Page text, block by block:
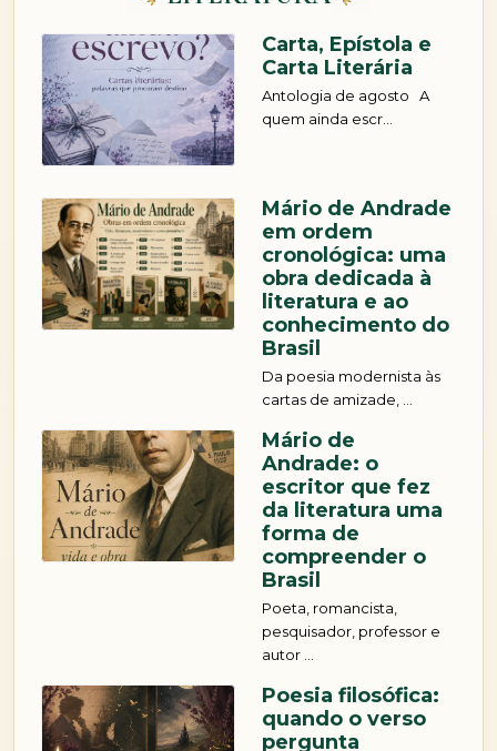
Carta, Epístola e
Carta Literária
quem ainda escr...
Mário de Andrade
em ordem
cronológica: uma
obra dedicada à
literatura e ao
conhecimento do
Brasil
cartas de amizade, ...
Mário de
Andrade: o
escritor que fez
da literatura uma
forma de
compreender o
Brasil
pesquisador, professor e
autor ...
Poesia filosófica:
quando o verso
pergunta